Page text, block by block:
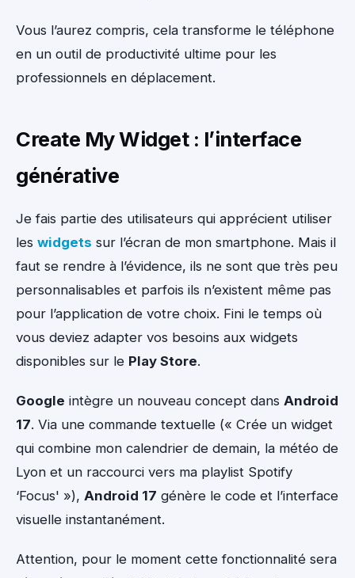
Vous l’aurez compris, cela transforme le téléphone
en un outil de productivité ultime pour les
professionnels en déplacement.
Create My Widget : l’interface
générative
Je fais partie des utilisateurs qui apprécient utiliser
les widgets sur l’écran de mon smartphone. Mais il
faut se rendre à l’évidence, ils ne sont que très peu
personnalisables et parfois ils n’existent même pas
pour l’application de votre choix. Fini le temps où
vous deviez adapter vos besoins aux widgets
disponibles sur le Play Store.
Google intègre un nouveau concept dans Android
17. Via une commande textuelle (« Crée un widget
qui combine mon calendrier de demain, la météo de
Lyon et un raccourci vers ma playlist Spotify
‘Focus' »), Android 17 génère le code et l’interface
visuelle instantanément.
Attention, pour le moment cette fonctionnalité sera